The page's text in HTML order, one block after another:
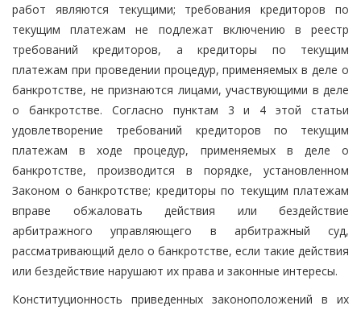
работ являются текущими; требования кредиторов по
текущим платежам не подлежат включению в реестр
требований кредиторов, а кредиторы по текущим
платежам при проведении процедур, применяемых в деле о
банкротстве, не признаются лицами, участвующими в деле
о банкротстве. Согласно пунктам 3 и 4 этой статьи
удовлетворение требований кредиторов по текущим
платежам в ходе процедур, применяемых в деле о
банкротстве, производится в порядке, установленном
Законом о банкротстве; кредиторы по текущим платежам
вправе обжаловать действия или бездействие
арбитражного управляющего в арбитражный суд,
рассматривающий дело о банкротстве, если такие действия
или бездействие нарушают их права и законные интересы.
Конституционность приведенных законоположений в их